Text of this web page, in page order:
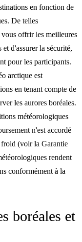
en fonction de
De telles
offrir les meilleures
et d'assurer la sécurité,
pour les participants.
arctique est
en tenant compte de
les aurores boréales.
météorologiques
n'est accordé
froid (voir la Garantie
rendent
conformément à la
boréales et